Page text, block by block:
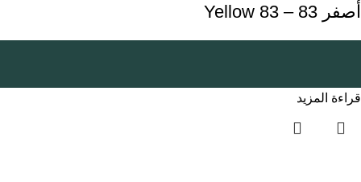
أصفر 83 – Yellow 83
قراءة المزيد